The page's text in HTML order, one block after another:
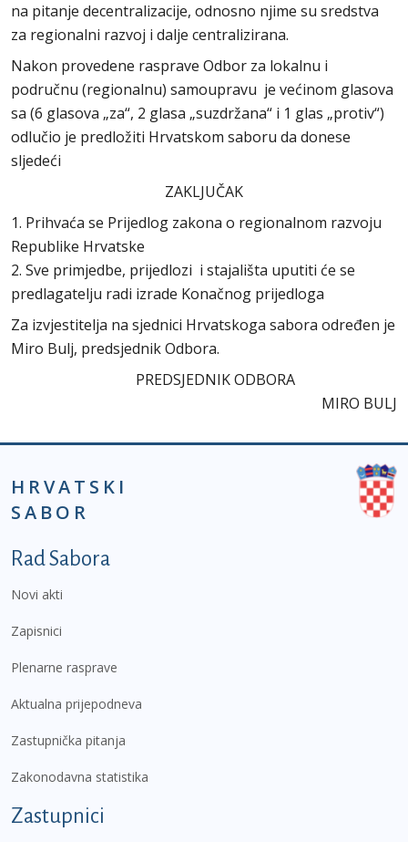
na pitanje decentralizacije, odnosno njime su sredstva
za regionalni razvoj i dalje centralizirana.
Nakon provedene rasprave Odbor za lokalnu i
područnu (regionalnu) samoupravu je većinom glasova
sa (6 glasova „za“, 2 glasa „suzdržana“ i 1 glas „protiv“)
odlučio je predložiti Hrvatskom saboru da donese
sljedeći
ZAKLJUČAK
1. Prihvaća se Prijedlog zakona o regionalnom razvoju
Republike Hrvatske
2. Sve primjedbe, prijedlozi i stajališta uputiti će se
predlagatelju radi izrade Konačnog prijedloga
Za izvjestitelja na sjednici Hrvatskoga sabora određen je
Miro Bulj, predsjednik Odbora.
PREDSJEDNIK ODBORA
MIRO BULJ
HRVATSKI
SABOR
Podnožje prvi izbornik
Rad Sabora
Novi akti
Zapisnici
Plenarne rasprave
Aktualna prijepodneva
Zastupnička pitanja
Zakonodavna statistika
Zastupnici